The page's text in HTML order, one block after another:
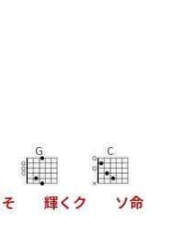
そ
G
輝く ク
C
ソ命